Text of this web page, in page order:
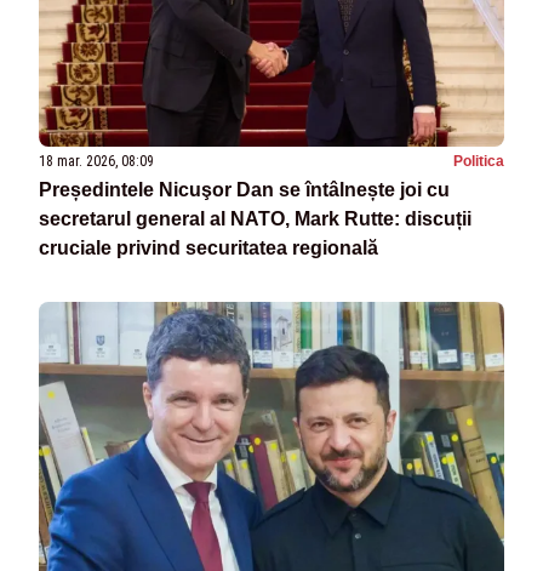
18 mar. 2026, 08:09 Politica
Președintele Nicuşor Dan se întâlnește joi cu
secretarul general al NATO, Mark Rutte: discuții
cruciale privind securitatea regională